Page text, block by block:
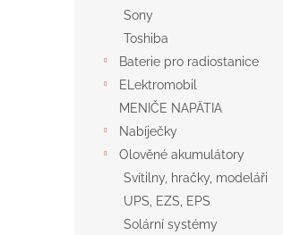
Sony
Toshiba
Baterie pro radiostanice
ELektromobil
MENIČE NAPÄTIA
Nabíječky
Olověné akumulátory
Svítilny, hračky, modeláři
UPS, EZS, EPS
Solární systémy